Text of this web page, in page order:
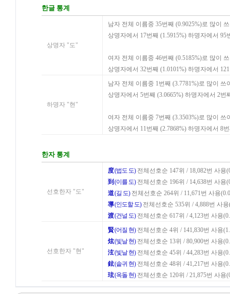
한글 통계
상명자 "도"
남자 전체 이름중 35번째 (0.9025%)로 많이
상명자에서 17번째 (1.5915%) 하명자에서 95
여자 전체 이름중 46번째 (0.5185%)로 많이
상명자에서 32번째 (1.0101%) 하명자에서
하명자 "현"
남자 전체 이름중 1번째 (3.7781%)로 많이 쓰
상명자에서 5번째 (3.0665%) 하명자에서 2번
여자 전체 이름중 7번째 (3.3503%)로 많이 쓰
상명자에서 11번째 (2.7868%) 하명자에서 8
한자 통계
선호한자 "도"
度(법도 도)전체선호순 147위 / 18,082번 사용
到 (이를 도)전체선호순 196위 / 14,638번 사용
道(길 도)전체선호순 264위 / 11,671번 사용
導(인도할 도)전체선호순 535위 / 4,888번 사용
渡(건널 도)전체선호순 617위 / 4,123번 사용
선호한자 "현"
賢(어질 현)전체선호순 4위 / 141,830번 사용
炫(빛날 현)전체선호순 13위 / 80,900번 사용
泫(빛날 현)전체선호순 45위 / 44,283번 사용
鉉(솥귀 현)전체선호순 48위 / 41,217번 사용
玹(옥돌 현)전체선호순 120위 / 21,875번 사용